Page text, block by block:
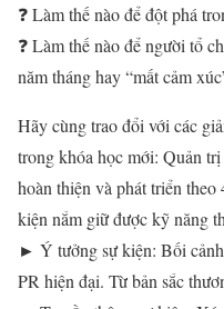
❓ Làm thế nào để đột phá
❓ Làm thế nào để người tổ
năm tháng hay “mất cảm
Hãy cùng trao đổi với các
trong khóa học mới: Quản
hoàn thiện và phát triển
kiện nắm giữ được kỹ năng
► Ý tưởng sự kiện: Bối
PR hiện đại. Từ bản sắc